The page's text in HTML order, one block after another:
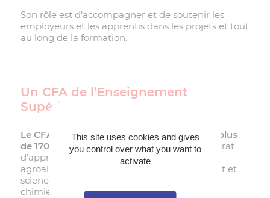
Son rôle est d’accompagner et de soutenir les
employeurs et les apprentis dans les projets et tout
au long de la formation.
Un CFA de l’Enseignement
Supérieur
Le CFA Formasup Pays de la Loire propose
plus
de 170 formations du bac+2 à bac+5en contrat
d’apprentissage dans les domaines suivants :
agroalimentaire, informatique, industrie, droit et
sciences humaines, comptabilité/gestion,
chimie/biologie, bâtiment, commerce.
This site uses cookies and gives
you control over what you want to
activate